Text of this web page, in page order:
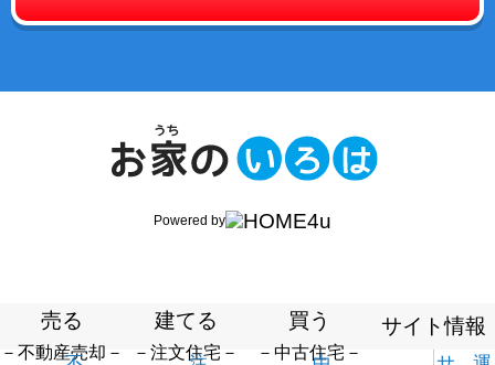
Powered by
売る
－不動産売却－
建てる
－注文住宅－
買う
－中古住宅－
サイト情報